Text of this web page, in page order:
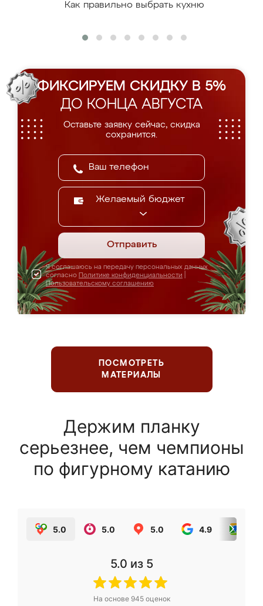
Как правильно выбрать кухню
ФИКСИРУЕМ СКИДКУ В 5%
ДО КОНЦА АВГУСТА
Оставьте заявку сейчас, скидка
сохранится.
Желаемый бюджет
Отправить
Я соглашаюсь на передачу персональных данных
согласно Политике конфиденциальности
Пользовательскому соглашению
ПОСМОТРЕТЬ
МАТЕРИАЛЫ
Держим планку
серьезнее, чем чемпионы
по фигурному катанию
5.0 5.0 5.0 4.9
5.0 из 5
На основе 945оценок